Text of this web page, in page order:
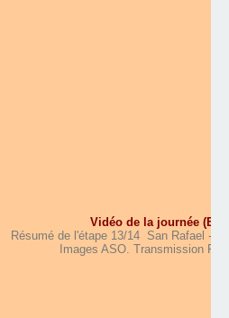
Vidéo de la journée (En
Résumé de l'étape 13/14 San Rafael -
Images ASO. Transmission